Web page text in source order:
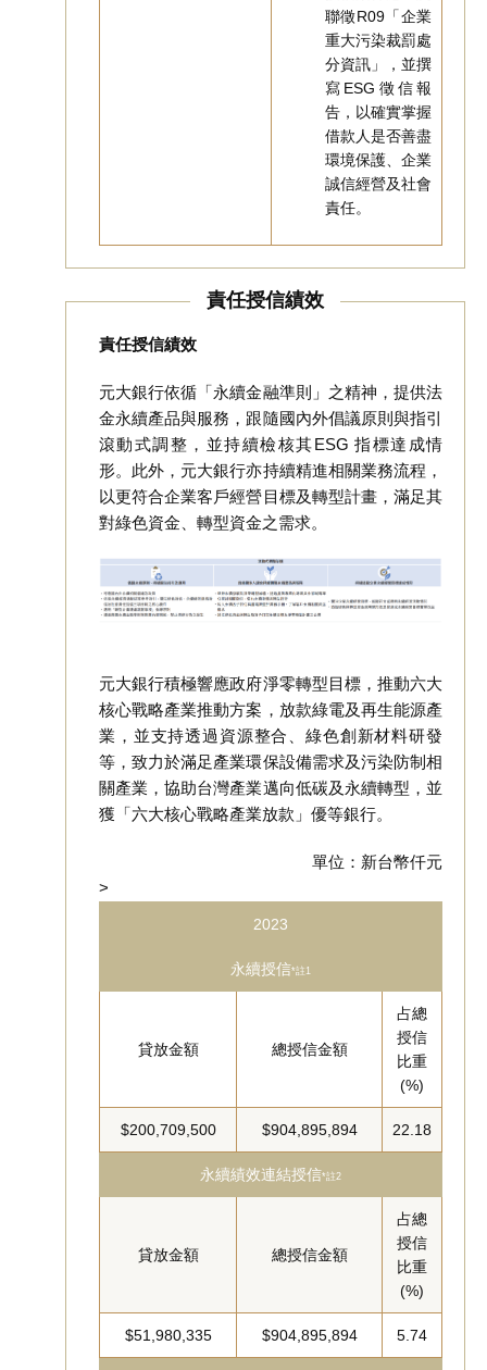
聯徵R09「企業
重大污染裁罰處
分資訊」，並撰
寫ESG徵信報
告，以確實掌握
借款人是否善盡
環境保護、企業
誠信經營及社會
責任。
責任授信績效
責任授信績效
元大銀行依循「永續金融準則」之精神，提供法
金永續產品與服務，跟隨國內外倡議原則與指引
滾動式調整，並持續檢核其ESG 指標達成情
形。此外，元大銀行亦持續精進相關業務流程，
以更符合企業客戶經營目標及轉型計畫，滿足其
對綠色資金、轉型資金之需求。
元大銀行積極響應政府淨零轉型目標，推動六大
核心戰略產業推動方案，放款綠電及再生能源產
業，並支持透過資源整合、綠色創新材料研發
等，致力於滿足產業環保設備需求及污染防制相
關產業，協助台灣產業邁向低碳及永續轉型，並
獲「六大核心戰略產業放款」優等銀行。
單位：新台幣仟元
>
2023
永續授信*註1
貸放金額 總授信金額
占總
授信
比重
(%)
$200,709,500 $904,895,894 22.18
永續績效連結授信*註2
貸放金額 總授信金額
占總
授信
比重
(%)
$51,980,335 $904,895,894 5.74